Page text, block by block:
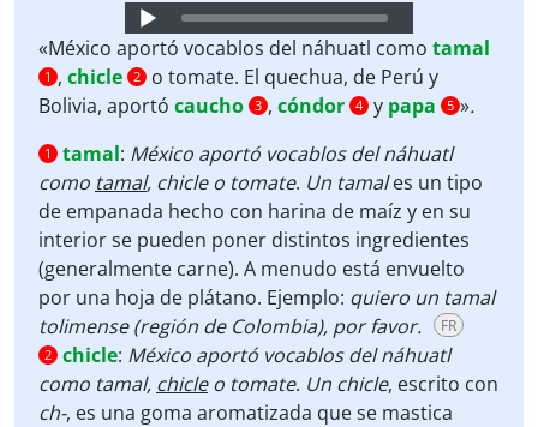
Audio
Player
«México aportó vocablos del náhuatl como tamal
1 , chicle 2
o tomate. El quechua, de Perú y
Bolivia, aportó caucho 3 , cóndor 4 y papa 5 ».
1 tamal: México aportó vocablos del náhuatl
como tamal, chicle o tomate. Un tamales un tipo
de empanada hecho con harina de maíz y en su
interior se pueden poner distintos ingredientes
(generalmente carne). A menudo está envuelto
por una hoja de plátano. Ejemplo: quiero un tamal
tolimense (región de Colombia), por favor.
FR
2 chicle: México aportó vocablos del náhuatl
como tamal, chicleo tomate. Un chicle, escrito con
ch-, es una goma aromatizada que se mastica